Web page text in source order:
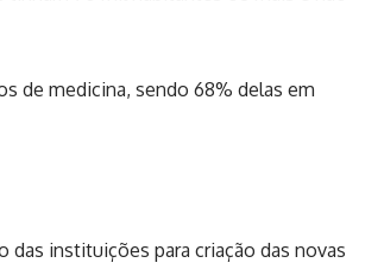
de medicina, sendo 68% delas em
das instituições para criação das novas